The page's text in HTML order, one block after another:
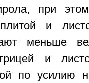
при
и
меньше
и
по усилию